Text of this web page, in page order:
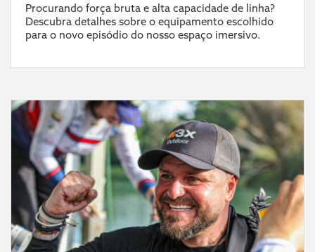
Procurando força bruta e alta capacidade de linha?
Descubra detalhes sobre o equipamento escolhido
para o novo episódio do nosso espaço imersivo.